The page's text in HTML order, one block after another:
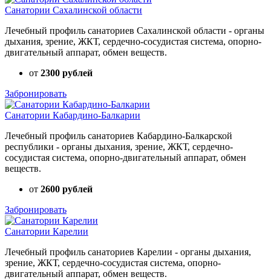
Санатории Сахалинской области
Лечебный профиль санаториев Сахалинской области - органы
дыхания, зрение, ЖКТ, сердечно-сосудистая система, опорно-
двигательный аппарат, обмен веществ.
от 2300 рублей
Забронировать
Санатории Кабардино-Балкарии
Лечебный профиль санаториев Кабардино-Балкарской
республики - органы дыхания, зрение, ЖКТ, сердечно-
сосудистая система, опорно-двигательный аппарат, обмен
веществ.
от 2600 рублей
Забронировать
Санатории Карелии
Лечебный профиль санаториев Карелии - органы дыхания,
зрение, ЖКТ, сердечно-сосудистая система, опорно-
двигательный аппарат, обмен веществ.